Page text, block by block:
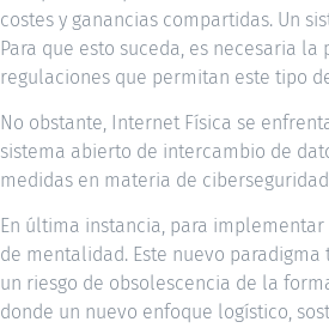
costes y ganancias compartidas. Un
Para que esto suceda, es necesaria
regulaciones que permitan este tipo
No obstante, Internet Física se
sistema abierto de intercambio de
medidas en materia de
En última instancia, para
de mentalidad. Este nuevo
un riesgo de obsolescencia de la
donde un nuevo enfoque logístico,